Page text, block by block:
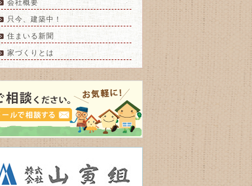
会社概要
只今、建築中！
住まいる新聞
家づくりとは